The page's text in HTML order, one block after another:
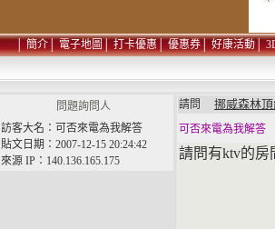
│簡介│電子地圖│打卡優惠│優惠券│好康活動│
問題詢問人
訪客大名：可否來電為我解答
貼文日期：2007-12-15 20:24:42
來源 IP：140.136.165.175
請問 挪威森林
可否來電為我解答
請問有ktv的房